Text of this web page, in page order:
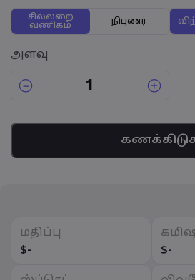
சில்லறை
வணிகம்
நிபுணர்
அளவு
மதிப்பு
$-
$-